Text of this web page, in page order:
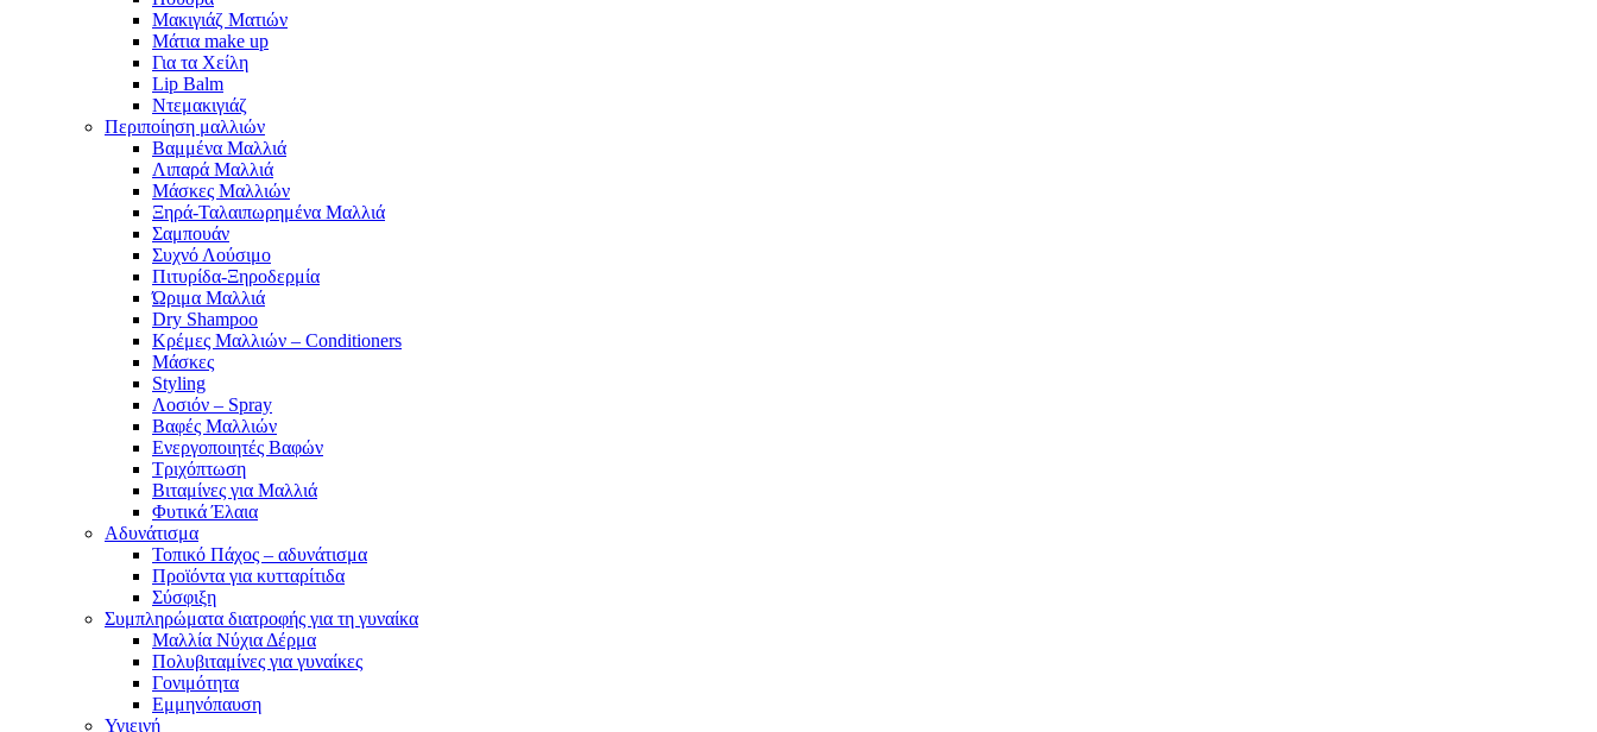
Μακιγιάζ Ματιών
Μάτια make up
Για τα Χείλη
Lip Balm
Ντεμακιγιάζ
Περιποίηση μαλλιών
Βαμμένα Μαλλιά
Λιπαρά Μαλλιά
Μάσκες Μαλλιών
Ξηρά-Ταλαιπωρημένα Μαλλιά
Σαμπουάν
Συχνό Λούσιμο
Πιτυρίδα-Ξηροδερμία
Ώριμα Μαλλιά
Dry Shampoo
Κρέμες Μαλλιών – Conditioners
Μάσκες
Styling
Λοσιόν – Spray
Βαφές Μαλλιών
Ενεργοποιητές Βαφών
Τριχόπτωση
Βιταμίνες για Μαλλιά
Φυτικά Έλαια
Αδυνάτισμα
Τοπικό Πάχος – αδυνάτισμα
Προϊόντα για κυτταρίτιδα
Σύσφιξη
Συμπληρώματα διατροφής για τη γυναίκα
Μαλλία Νύχια Δέρμα
Πολυβιταμίνες για γυναίκες
Γονιμότητα
Εμμηνόπαυση
Υγιεινή